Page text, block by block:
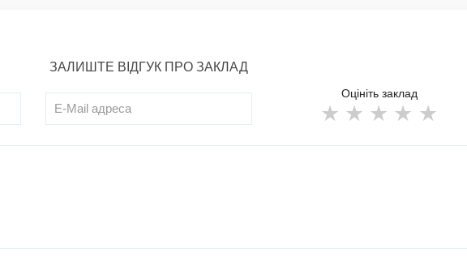
ЗАЛИШТЕ ВІДГУК ПРО ЗАКЛАД
Оцініть заклад